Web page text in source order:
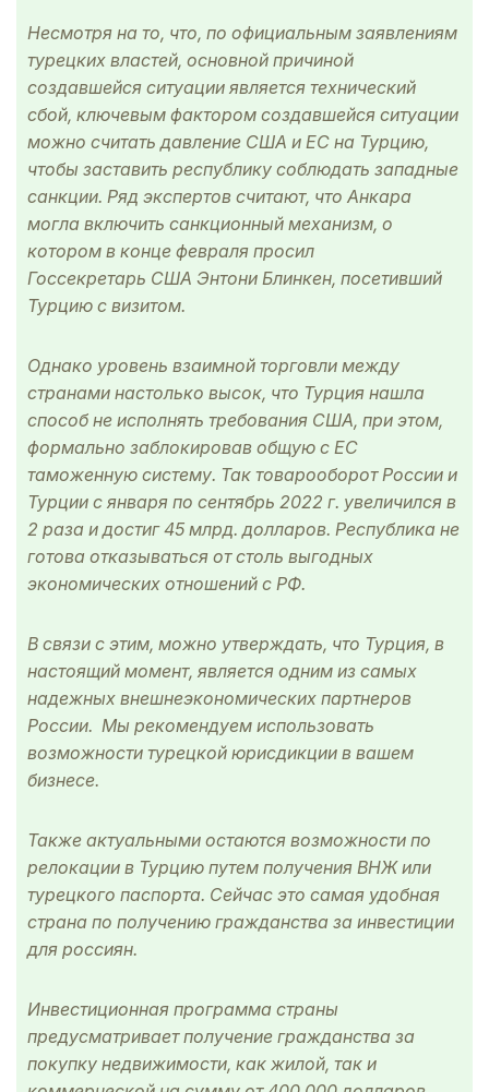
Несмотря на то, что, по официальным заявлениям
турецких властей, основной причиной
создавшейся ситуации является технический
сбой, ключевым фактором создавшейся ситуации
можно считать давление США и ЕС на Турцию,
чтобы заставить республику соблюдать западные
санкции. Ряд экспертов считают, что Анкара
могла включить санкционный механизм, о
котором в конце февраля просил
Госсекретарь США Энтони Блинкен, посетивший
Турцию с визитом.
Однако уровень взаимной торговли между
странами настолько высок, что Турция нашла
способ не исполнять требования США, при этом,
формально заблокировав общую с ЕС
таможенную систему. Так товарооборот России и
Турции с января по сентябрь 2022 г. увеличился в
2 раза и достиг 45 млрд. долларов. Республика не
готова отказываться от столь выгодных
экономических отношений с РФ.
В связи с этим, можно утверждать, что Турция, в
настоящий момент, является одним из самых
надежных внешнеэкономических партнеров
России. Мы рекомендуем использовать
возможности турецкой юрисдикции в вашем
бизнесе.
Также актуальными остаются возможности по
релокации в Турцию путем получения ВНЖ или
турецкого паспорта. Сейчас это самая удобная
страна по получению гражданства за инвестиции
для россиян.
Инвестиционная программа страны
предусматривает получение гражданства за
покупку недвижимости, как жилой, так и